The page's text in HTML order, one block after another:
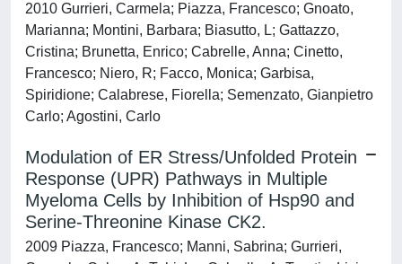
2010 Gurrieri, Carmela; Piazza, Francesco; Gnoato,
Marianna; Montini, Barbara; Biasutto, L; Gattazzo,
Cristina; Brunetta, Enrico; Cabrelle, Anna; Cinetto,
Francesco; Niero, R; Facco, Monica; Garbisa,
Spiridione; Calabrese, Fiorella; Semenzato, Gianpietro
Carlo; Agostini, Carlo
Modulation of ER Stress/Unfolded Protein
Response (UPR) Pathways in Multiple
Myeloma Cells by Inhibition of Hsp90 and
Serine-Threonine Kinase CK2.
2009 Piazza, Francesco; Manni, Sabrina; Gurrieri,